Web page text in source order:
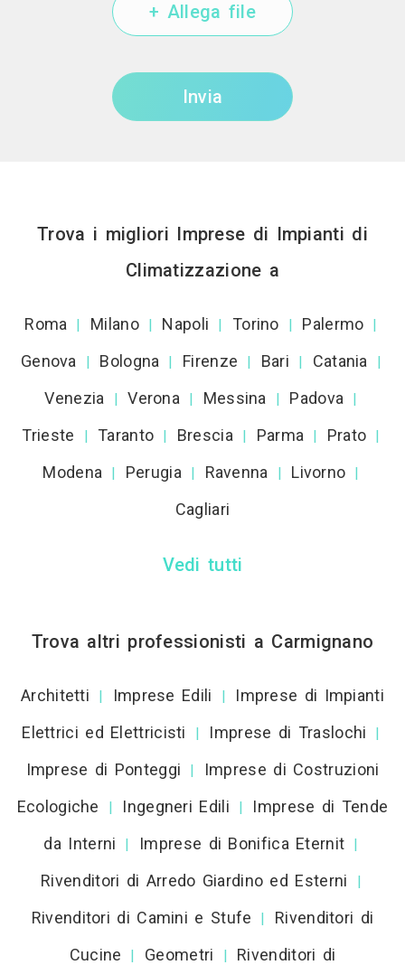
+ Allega file
Invia
Trova i migliori Imprese di Impianti di
Climatizzazione a
Roma | Milano | Napoli | Torino | Palermo |
Genova | Bologna | Firenze | Bari | Catania |
Venezia | Verona | Messina | Padova |
Trieste | Taranto | Brescia | Parma | Prato |
Modena | Perugia | Ravenna | Livorno |
Cagliari
Vedi tutti
Trova altri professionisti a Carmignano
Architetti | Imprese Edili |
Imprese di Impianti
Elettrici ed Elettricisti
| Imprese di Traslochi |
Imprese di Ponteggi |
Imprese di Costruzioni
Ecologiche
| Ingegneri Edili |
Imprese di Tende
da Interni
| Imprese di Bonifica Eternit |
Rivenditori di Arredo Giardino ed Esterni |
Rivenditori di Camini e Stufe |
Rivenditori di
Cucine
| Geometri |
Rivenditori di